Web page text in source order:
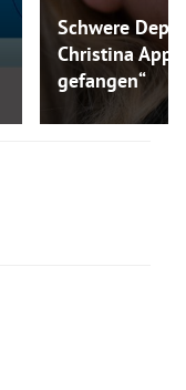
Schwere
Christina
gefangen“